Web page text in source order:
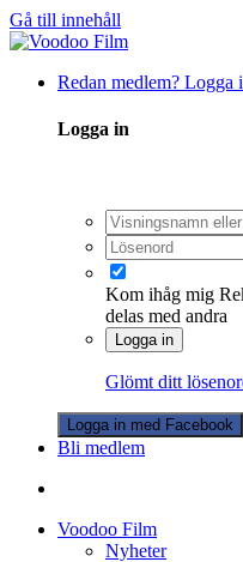
Gå till innehåll
Redan medlem? Logga
Logga in
Kom ihåg mig
delas med andra
Logga in
Glömt ditt
Logga in med Facebook
Bli medlem
Voodoo Film
Nyheter